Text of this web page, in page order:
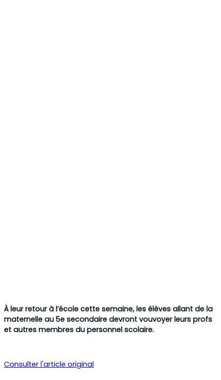
À leur retour à l’école cette semaine, les élèves allant de la
maternelle au 5e secondaire devront vouvoyer leurs profs
et autres membres du personnel scolaire.
Consulter l'article original